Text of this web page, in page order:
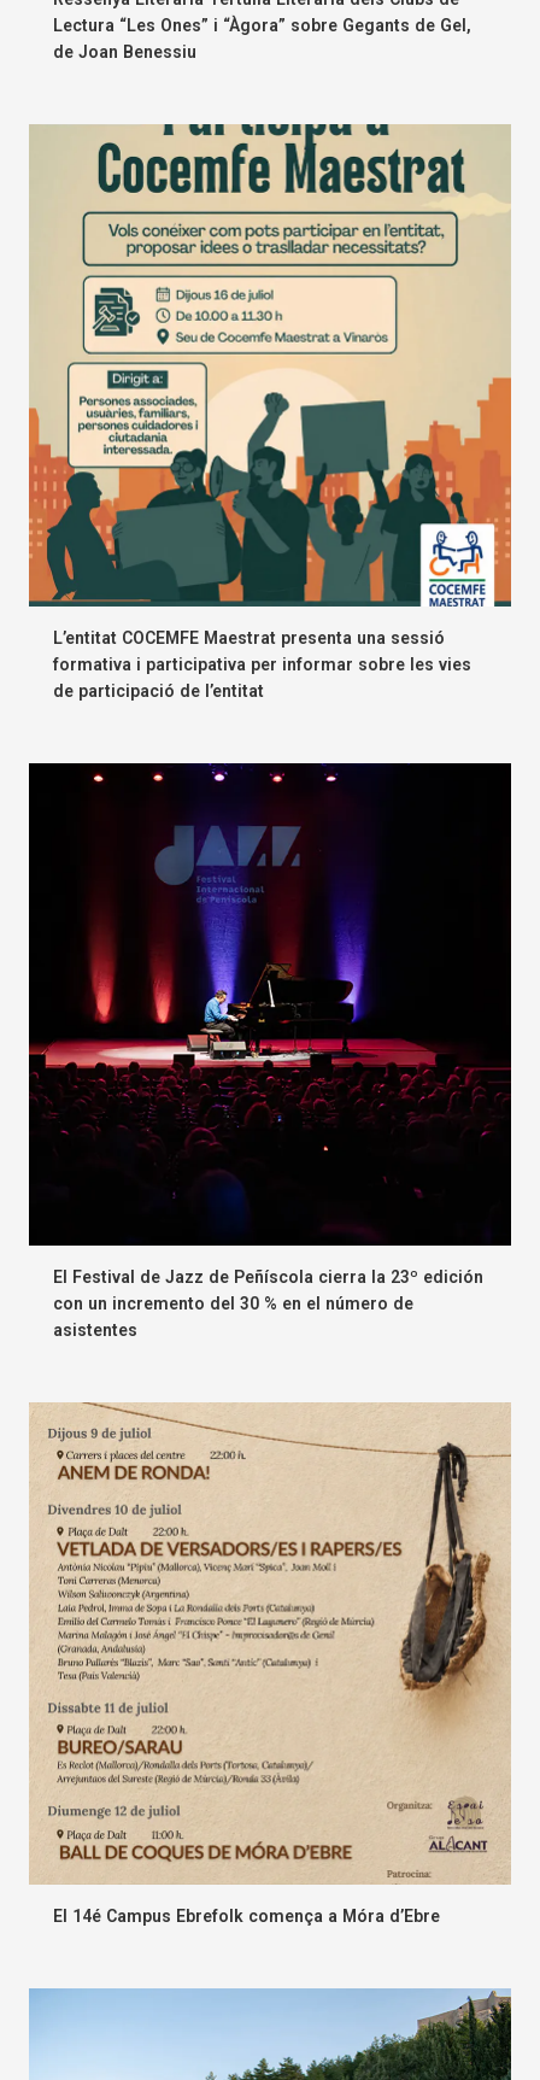
Lectura “Les Ones” i “Àgora” sobre Gegants de Gel,
de Joan Benessiu
L’entitat COCEMFE Maestrat presenta una sessió
formativa i participativa per informar sobre les vies
de participació de l’entitat
El Festival de Jazz de Peñíscola cierra la 23º edición
con un incremento del 30 % en el número de
asistentes
El 14é Campus Ebrefolk comença a Móra d’Ebre